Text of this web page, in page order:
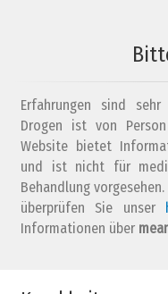
Erfahrungen sind
Drogen ist von
Website bietet
und ist nicht für
Behandlung vorgesehen.
überprüfen Sie unser
Informationen über